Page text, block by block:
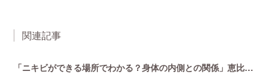
関連記事
「ニキビができる場所でわかる？身体の内側との関係」恵比寿で口コミNo 1美容鍼灸ならmeilong